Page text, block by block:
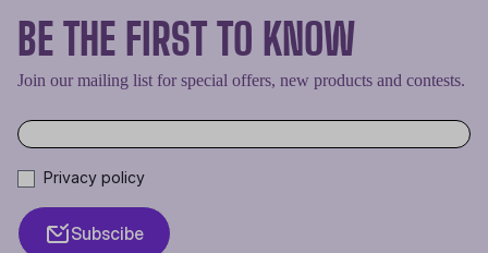
BE THE FIRST TO KNOW
Join our mailing list for special offers, new products and contests.
Privacy policy
Subscibe